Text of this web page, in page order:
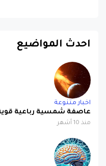
احدث المواضيع
اخبار متنوعة
عاصفة شمسية رباعية
منذ 10 أشهر